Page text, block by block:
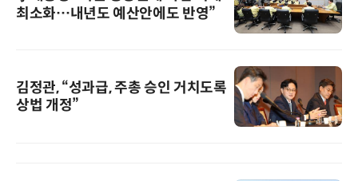
최소화…내년도 예산안에도 반영”
김정관, “성과급, 주총 승인 거치도록
상법 개정”